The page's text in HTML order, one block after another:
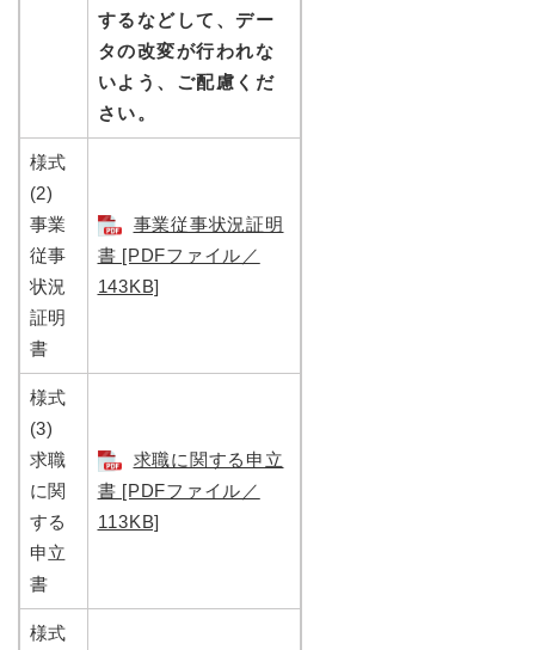
するなどして、 デー
タの改変が行われな
いよう、ご配慮くだ
さい。
様式
(2)
事業
従事
状況
証明
書
事業従事状況証明
書 [PDFファイル／
143KB]
様式
(3)
求職
に関
する
申立
書
求職に関する申立
書 [PDFファイル／
113KB]
様式